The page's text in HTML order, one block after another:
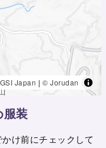
GSI Japan |© Jorudan
服装
け前にチェックして